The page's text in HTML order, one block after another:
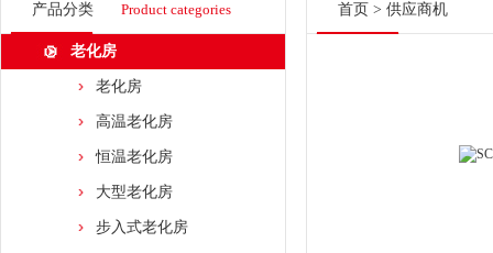
产品分类 Product categories
老化房
老化房
高温老化房
恒温老化房
大型老化房
步入式老化房
首页 > 供应商机